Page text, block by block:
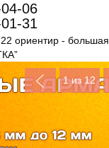
06
31
ориентир -
1из 12